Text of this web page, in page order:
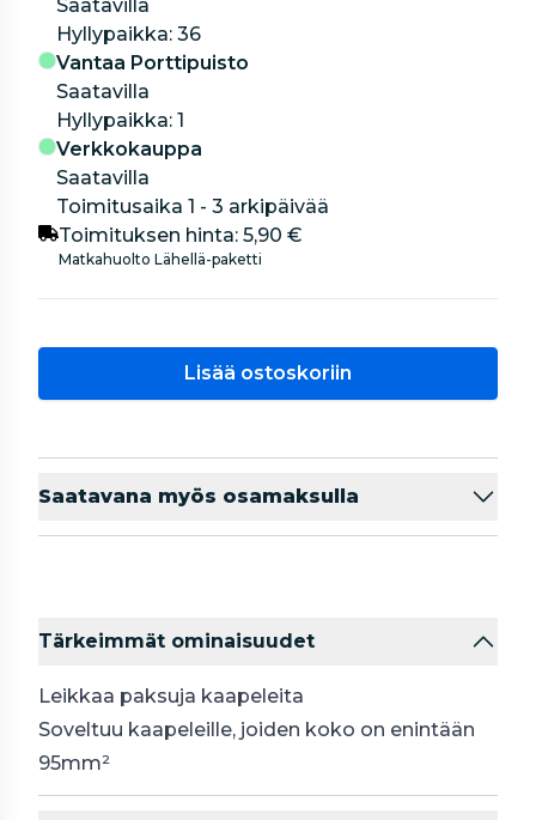
Saatavilla
hyllypaikka: 36
Vantaa Porttipuisto
Saatavilla
hyllypaikka: 1
Verkkokauppa
Saatavilla
Toimitusaika 1 - 3 arkipäivää
Toimituksen hinta: 5,90 €
Matkahuolto Lähellä-paketti
Lisää ostoskoriin
Saatavana myös osamaksulla
Tärkeimmät ominaisuudet
Leikkaa paksuja kaapeleita
Soveltuu kaapeleille, joiden koko on enintään
95mm²